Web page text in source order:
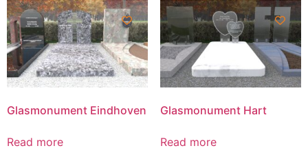
Glasmonument Eindhoven
Read more
Glasmonument Hart
Read more